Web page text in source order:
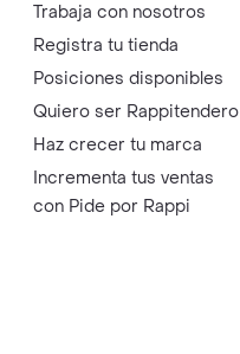
Trabaja con nosotros
Registra tu tienda
Posiciones disponibles
Quiero ser Rappitendero
Haz crecer tu marca
Incrementa tus ventas
con Pide por Rappi